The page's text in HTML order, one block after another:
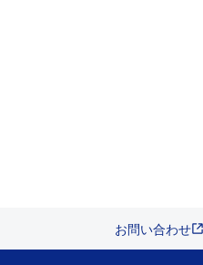
お問い合わせ